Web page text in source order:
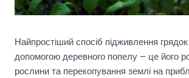
Найпростіший спосіб підживлення
допомогою деревного попелу – це його
рослини та перекопування землі на